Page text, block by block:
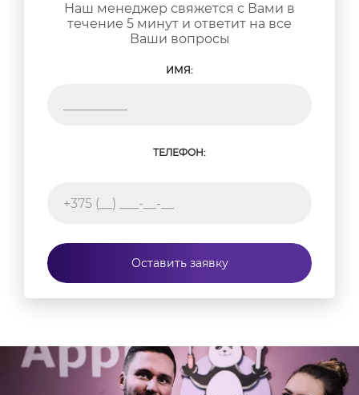
Наш менеджер свяжется с Вами в
течение 5 минут и ответит на все
Ваши вопросы
ИМЯ:
ТЕЛЕФОН:
Оставить заявку